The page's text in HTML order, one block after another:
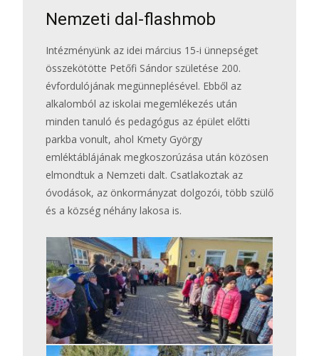
Nemzeti dal-flashmob
Intézményünk az idei március 15-i ünnepséget
összekötötte Petőfi Sándor születése 200.
évfordulójának megünneplésével. Ebből az
alkalomból az iskolai megemlékezés után
minden tanuló és pedagógus az épület előtti
parkba vonult, ahol Kmety György
emléktáblájának megkoszorúzása után közösen
elmondtuk a Nemzeti dalt. Csatlakoztak az
óvodások, az önkormányzat dolgozói, több szülő
és a község néhány lakosa is.